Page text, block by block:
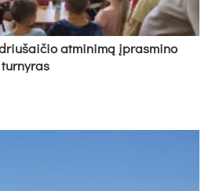
at­mi­ni­mą įpras­mi­no